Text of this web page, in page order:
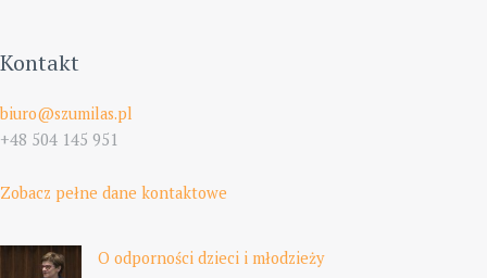
Kontakt
biuro@szumilas.pl
+48 504 145 951
Zobacz pełne dane kontaktowe
O odporności dzieci i młodzieży